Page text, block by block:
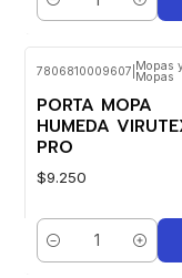
Cantidad
7806810009607 Mopas
Mopas
PORTA MOPA
HUMEDA
PRO
$9.250
Cantidad